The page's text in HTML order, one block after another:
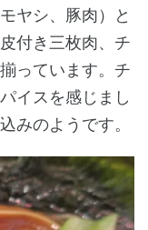
ヤシ、豚肉）と
付き三枚肉、チ
っています。チ
イスを感じまし
みのようです。